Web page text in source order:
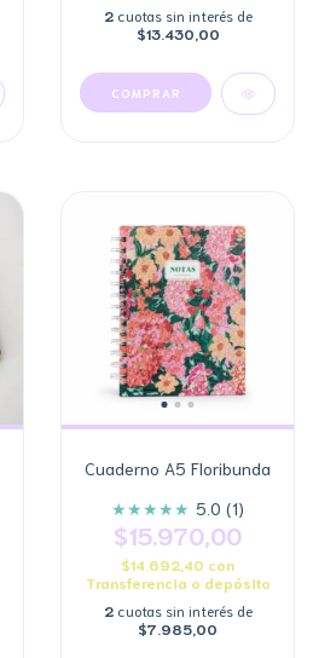
2 cuotas sin interés de
$13.430,00
Cuaderno A5 Floribunda
★★★★★ 5.0 (1)
$15.970,00
$14.692,40 con
Transferencia o depósito
2 cuotas sin interés de
$7.985,00